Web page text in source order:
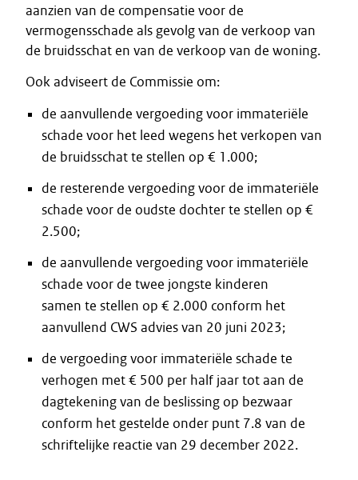
aanzien van de compensatie voor de
vermogensschade als gevolg van de verkoop van
de bruidsschat en van de verkoop van de woning.
Ook adviseert de Commissie om:
de aanvullende vergoeding voor immateriële
schade voor het leed wegens het verkopen van
de bruidsschat te stellen op € 1.000;
de resterende vergoeding voor de immateriële
schade voor de oudste dochter te stellen op €
2.500;
de aanvullende vergoeding voor immateriële
schade voor de twee jongste kinderen
samen te stellen op € 2.000 conform het
aanvullend CWS advies van 20 juni 2023;
de vergoeding voor immateriële schade te
verhogen met € 500 per half jaar tot aan de
dagtekening van de beslissing op bezwaar
conform het gestelde onder punt 7.8 van de
schriftelijke reactie van 29 december 2022.